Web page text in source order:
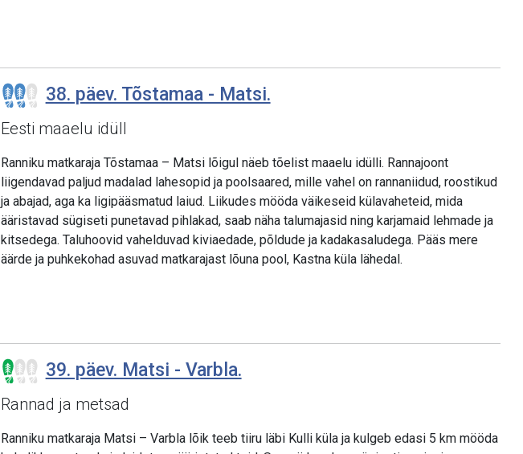
38. päev. Tõstamaa - Matsi.
Eesti maaelu idüll
Ranniku matkaraja Tõstamaa – Matsi lõigul näeb tõelist maaelu idülli. Rannajoont
liigendavad paljud madalad lahesopid ja poolsaared, mille vahel on rannaniidud, roostikud
ja abajad, aga ka ligipääsmatud laiud. Liikudes mööda väikeseid külavaheteid, mida
ääristavad sügiseti punetavad pihlakad, saab näha talumajasid ning karjamaid lehmade ja
kitsedega. Taluhoovid vahelduvad kiviaedade, põldude ja kadakasaludega. Pääs mere
äärde ja puhkekohad asuvad matkarajast lõuna pool, Kastna küla lähedal.
39. päev. Matsi - Varbla.
Rannad ja metsad
Ranniku matkaraja Matsi – Varbla lõik teeb tiiru läbi Kulli küla ja kulgeb edasi 5 km mööda